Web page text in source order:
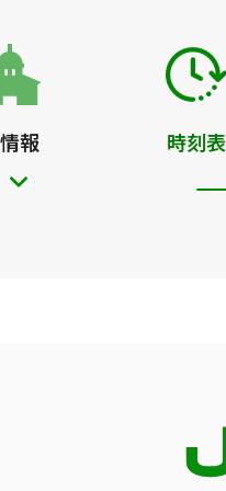
報 時刻表